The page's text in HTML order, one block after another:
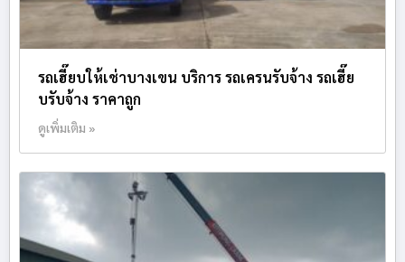
รถเฮี๊ยบให้เช่าบางเขน บริการ รถเครนรับจ้าง รถเฮี๊ย
บรับจ้าง ราคาถูก
ดูเพิ่มเติม »